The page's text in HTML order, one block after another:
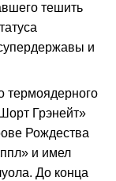
тешить
и
термоядерного
Грэнейт»
Рождества
и имел
До конца